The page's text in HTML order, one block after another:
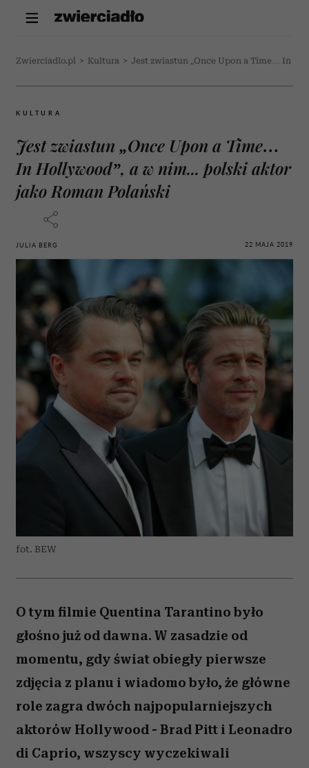
Zwierciadlo.pl > Kultura > Jest zwiastun „Once Upon a Time… In
KULTURA
Jest zwiastun „Once Upon a Time…
In Hollywood”, a w nim... polski aktor
jako Roman Polański
JULIA BERG 22 MAJA 2019
fot. BEW
O tym filmie Quentina Tarantino było
głośno już od dawna. W zasadzie od
momentu, gdy świat obiegły pierwsze
zdjęcia z planu i wiadomo było, że główne
role zagra dwóch najpopularniejszych
aktorów Hollywood - Brad Pitt i Leonadro
di Caprio, wszyscy wyczekiwali